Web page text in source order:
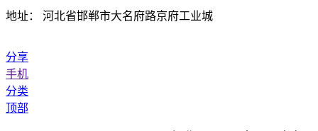
地址： 河北省邯郸市大名府路京府工业城
分享
手机
分类
顶部